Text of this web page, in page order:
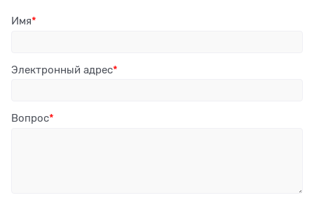
Имя
Электронный адрес
Вопрос